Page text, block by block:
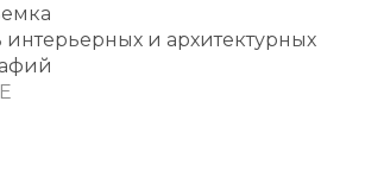
интерьерных и архитектурных